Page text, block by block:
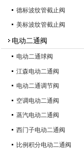
德标波纹管截止阀
美标波纹管截止阀
电动二通阀
电动二通球阀
江森电动二通阀
电动二通调节阀
空调电动二通阀
蒸汽电动二通阀
西门子电动二通阀
比例积分电动二通阀